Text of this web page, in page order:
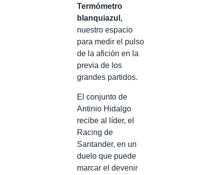
Termómetro
blanquiazul,
nuestro espacio
para medir el pulso
de la afición en la
previa de los
grandes partidos.
El conjunto de
Antinio Hidalgo
recibe al líder, el
Racing de
Santander, en un
duelo que puede
marcar el devenir